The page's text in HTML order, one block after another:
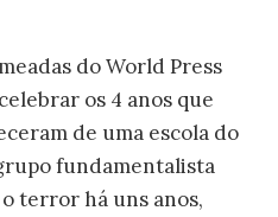
do World Press
os 4 anos que
de uma escola do
fundamentalista
terror há uns anos,